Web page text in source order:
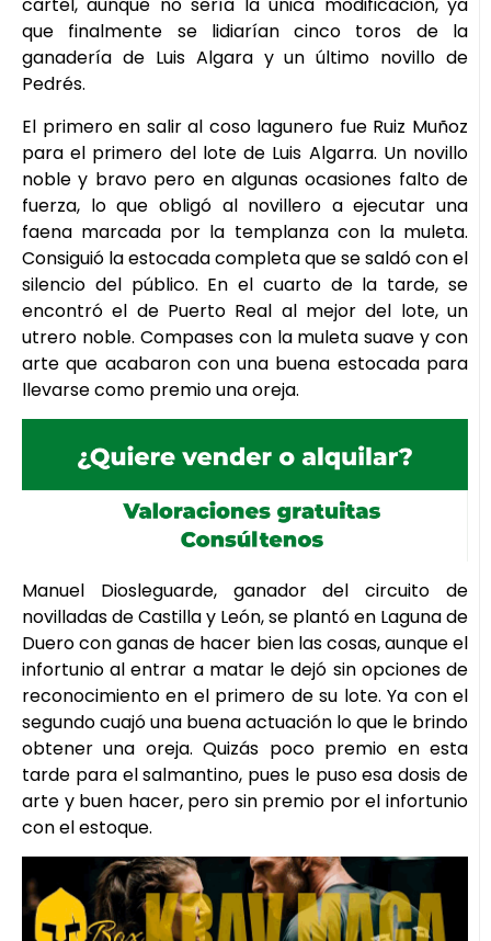
cartel, aunque no sería la única modificación, ya
que finalmente se lidiarían cinco toros de la
ganadería de Luis Algara y un último novillo de
Pedrés.
El primero en salir al coso lagunero fue Ruiz Muñoz
para el primero del lote de Luis Algarra. Un novillo
noble y bravo pero en algunas ocasiones falto de
fuerza, lo que obligó al novillero a ejecutar una
faena marcada por la templanza con la muleta.
Consiguió la estocada completa que se saldó con el
silencio del público. En el cuarto de la tarde, se
encontró el de Puerto Real al mejor del lote, un
utrero noble. Compases con la muleta suave y con
arte que acabaron con una buena estocada para
llevarse como premio una oreja.
Manuel Diosleguarde, ganador del circuito de
novilladas de Castilla y León, se plantó en Laguna de
Duero con ganas de hacer bien las cosas, aunque el
infortunio al entrar a matar le dejó sin opciones de
reconocimiento en el primero de su lote. Ya con el
segundo cuajó una buena actuación lo que le brindo
obtener una oreja. Quizás poco premio en esta
tarde para el salmantino, pues le puso esa dosis de
arte y buen hacer, pero sin premio por el infortunio
con el estoque.